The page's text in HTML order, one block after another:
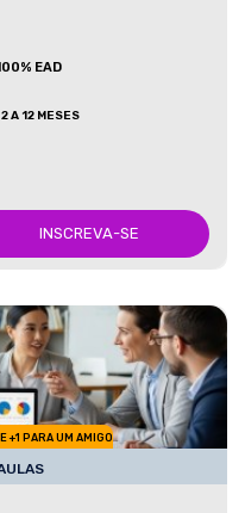
EAD
2 A 12 MESES
INSCREVA-SE
+1 PARA UM AMIGO